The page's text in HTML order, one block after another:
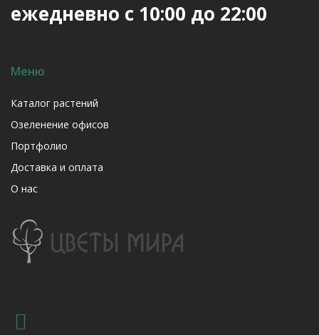
ежедневно с 10:00 до 22:00
Меню
Каталог растений
Озеленение офисов
Портфолио
Доставка и оплата
О нас